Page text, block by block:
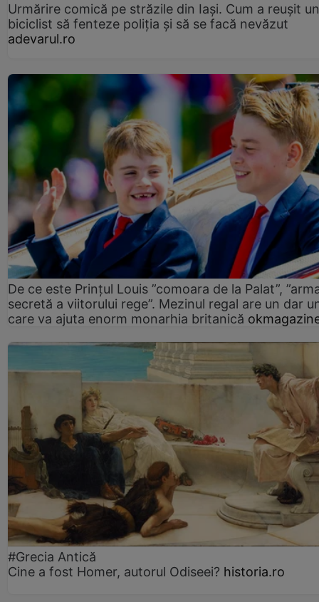
Urmărire comică pe străzile din Iași. Cum a reușit un
biciclist să fenteze poliția și să se facă nevăzut
adevarul.ro
De ce este Prințul Louis ”comoara de la Palat”,
secretă a viitorului rege”. Mezinul regal are un dar
care va ajuta enorm monarhia britanică
#Grecia Antică
Cine a fost Homer, autorul Odiseei? historia.ro